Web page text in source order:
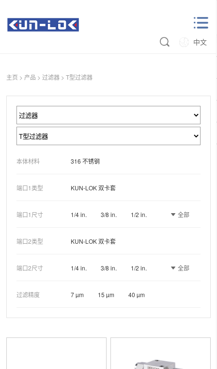
中文
主页 > 产品 >过滤器 >T型过滤器
本体材料 316 不锈钢
端口1类型 KUN-LOK 双卡套
端口1尺寸 1/4 in. 3/8 in. 1/2 in. 全部
端口2类型 KUN-LOK 双卡套
端口2尺寸 1/4 in. 3/8 in. 1/2 in. 全部
过滤精度 7 µm 15 µm 40 µm